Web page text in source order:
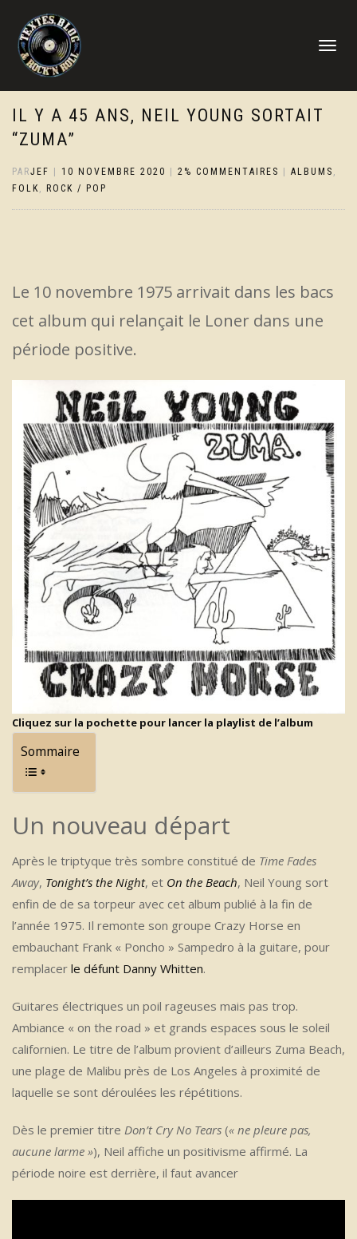
DÉPLIER
IL Y A 45 ANS, NEIL YOUNG SORTAIT
“ZUMA”
PARJEF 10 NOVEMBRE 2020 2% COMMENTAIRES ALBUMS ,
FOLK, ROCK / POP
Le 10 novembre 1975 arrivait dans les bacs
cet album qui relançait le Loner dans une
période positive.
Cliquez sur la pochette pour lancer la playlist de l’album
Sommaire
Un nouveau départ
Après le triptyque très sombre constitué de Time Fades
Away, Tonight’s the Night, et On the Beach, Neil Young sort
enfin de de sa torpeur avec cet album publié à la fin de
l’année 1975. Il remonte son groupe Crazy Horse en
embauchant Frank « Poncho » Sampedro à la guitare, pour
remplacer le défunt Danny Whitten.
Guitares électriques un poil rageuses mais pas trop.
Ambiance « on the road » et grands espaces sous le soleil
californien. Le titre de l’album provient d’ailleurs Zuma Beach,
une plage de Malibu près de Los Angeles à proximité de
laquelle se sont déroulées les répétitions.
Dès le premier titre Don’t Cry No Tears (« ne pleure pas,
aucune larme »), Neil affiche un positivisme affirmé. La
période noire est derrière, il faut avancer